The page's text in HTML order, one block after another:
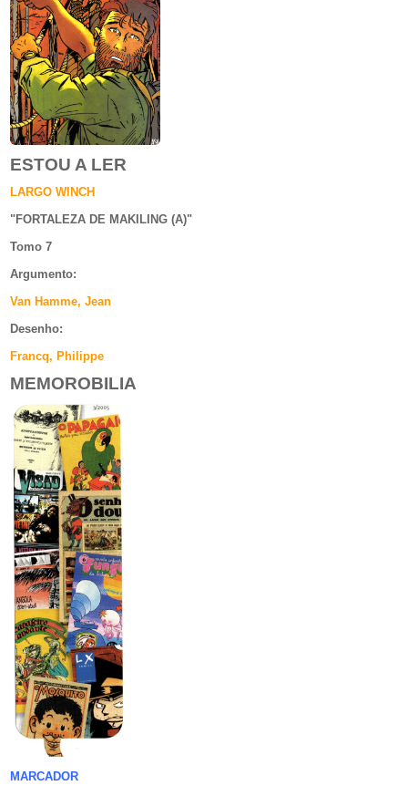
ESTOU A LER
LARGO WINCH
"FORTALEZA DE MAKILING (A)"
Tomo 7
Argumento:
Van Hamme, Jean
Desenho:
Francq, Philippe
MEMOROBILIA
MARCADOR